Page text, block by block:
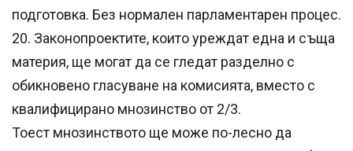
подготовка. Без нормален парламентарен процес.
20. Законопроектите, които уреждат една и съща
материя, ще могат да се гледат разделно с
обикновено гласуване на комисията, вместо с
квалифицирано мнозинство от 2/3.
Тоест мнозинството ще може по-лесно да